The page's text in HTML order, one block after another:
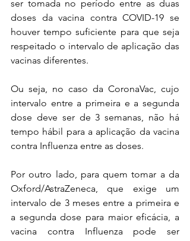
ser tomada no período entre as duas
doses da vacina contra COVID-19 se
houver tempo suficiente para que seja
respeitado o intervalo de aplicação das
vacinas diferentes.
Ou seja, no caso da CoronaVac, cujo
intervalo entre a primeira e a segunda
dose deve ser de 3 semanas, não há
tempo hábil para a aplicação da vacina
contra Influenza entre as doses.
Por outro lado, para quem tomar a da
Oxford/AstraZeneca, que exige um
intervalo de 3 meses entre a primeira e
a segunda dose para maior eficácia, a
vacina contra Influenza pode ser